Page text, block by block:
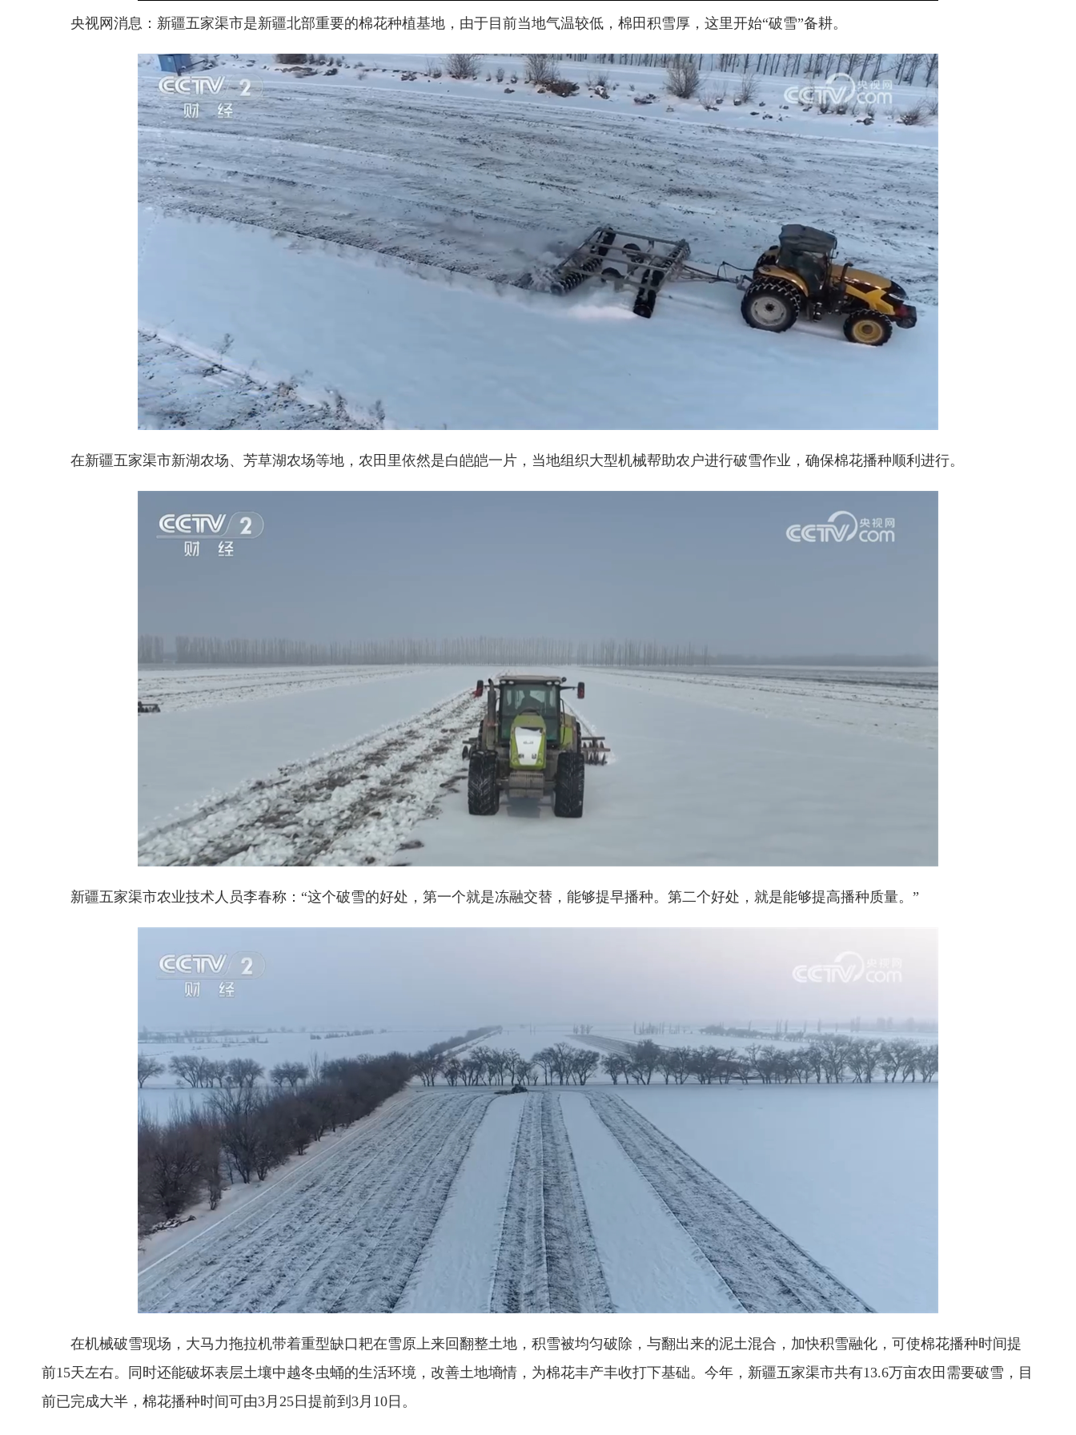
央视网消息：新疆五家渠市是新疆北部重要的棉花种植基地，由于目前当地气温较低，棉田积雪厚，这里开始“破雪”备耕。
在新疆五家渠市新湖农场、芳草湖农场等地，农田里依然是白皑皑一片，当地组织大型机械帮助农户进行破雪作业，确保棉花播种顺利进行。
新疆五家渠市农业技术人员李春称：“这个破雪的好处，第一个就是冻融交替，能够提早播种。第二个好处，就是能够提高播种质量。”
在机械破雪现场，大马力拖拉机带着重型缺口耙在雪原上来回翻整土地，积雪被均匀破除，与翻出来的泥土混合，加快积雪融化，可使棉花播种时间提
前15天左右。同时还能破坏表层土壤中越冬虫蛹的生活环境，改善土地墒情，为棉花丰产丰收打下基础。今年，新疆五家渠市共有13.6万亩农田需要破雪，目
前已完成大半，棉花播种时间可由3月25日提前到3月10日。